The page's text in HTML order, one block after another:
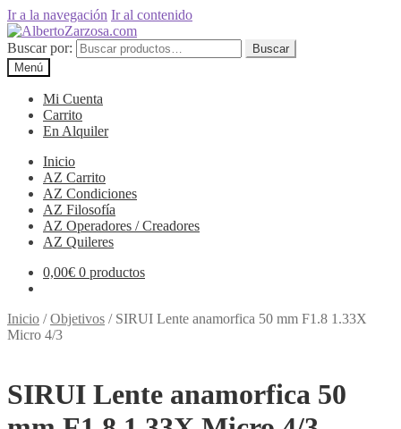
Ir a la navegación Ir al contenido
Buscar por:
Buscar
Menú
Mi Cuenta
Carrito
En Alquiler
Inicio
AZ Carrito
AZ Condiciones
AZ Filosofía
AZ Operadores / Creadores
AZ Quileres
0,00€ 0 productos
Inicio /Objetivos / SIRUI Lente anamorfica 50 mm F1.8 1.33X
Micro 4/3
SIRUI Lente anamorfica 50